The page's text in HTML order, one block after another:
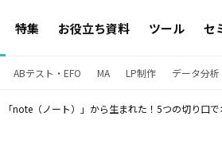
特集 お役立ち資料 ツール セ
ABテスト・EFO MA LP制作 データ分析
「note（ノート）」から生まれた！5つの切り口